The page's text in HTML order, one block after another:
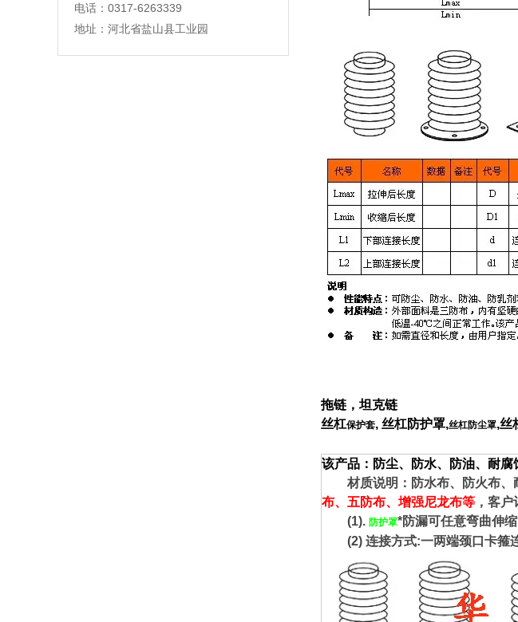
电话：0317-6263339
地址：河北省盐山县工业园
拖链 ，坦克链
丝杠保护套, 丝杠防护罩,丝杠防尘罩,丝
该产品：防尘、防水、防油、耐腐
材质说明：防水布、防火布、
布、五防布、增强尼龙布等 ，客
(1). 防护罩*防漏可任意弯曲伸
(2) 连接方式:一两端颈口卡箍连